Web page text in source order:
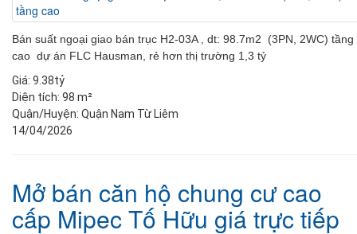
Bán suất ngoại giao bán trục H2-03A , dt: 98.7m2 (3PN, 2WC) tầng
cao dự án FLC Hausman, rẻ hơn thị trường 1,3 tỷ
Giá: 9.38tỷ
Diện tích: 98 m²
Quận/Huyện: Quận Nam Từ Liêm
14/04/2026
Mở bán căn hộ chung cư cao
cấp Mipec Tố Hữu giá trực tiếp